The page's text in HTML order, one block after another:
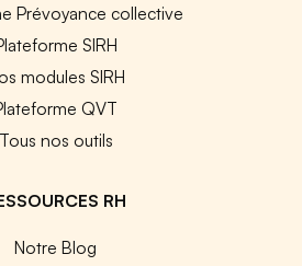
Prévoyance collective
SIRH
modules SIRH
QVT
Tous nos outils
RH
Notre Blog